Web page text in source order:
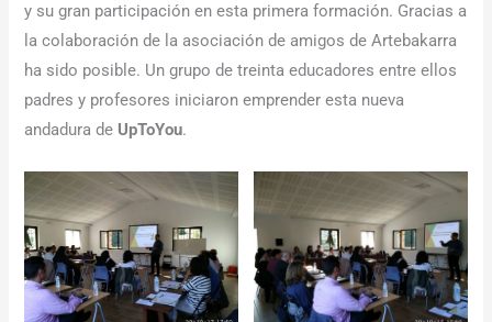
y su gran participación en esta primera formación. Gracias a
la colaboración de la asociación de amigos de Artebakarra
ha sido posible. Un grupo de treinta educadores entre ellos
padres y profesores iniciaron emprender esta nueva
andadura de UpToYou.